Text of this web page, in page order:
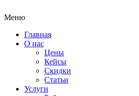
Меню
Главная
О нас
Цены
Кейсы
Скидки
Статьи
Услуги